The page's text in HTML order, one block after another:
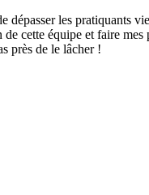
dépasser les pratiquants
cette équipe et faire mes
près de le lâcher !